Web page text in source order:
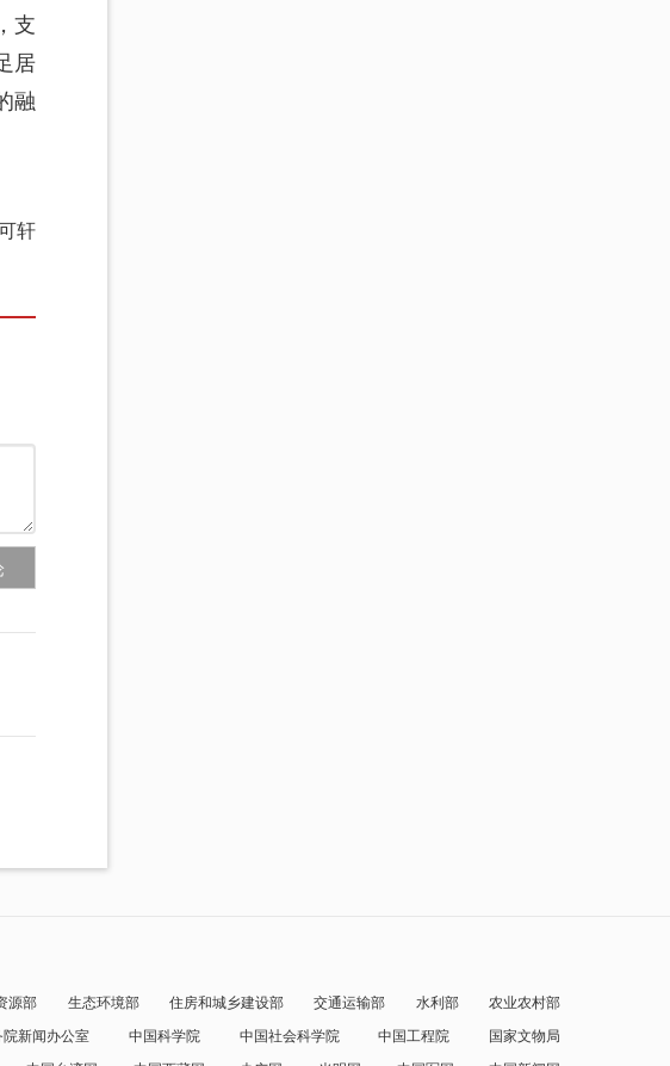
支
居
融
轩
源部 生态环境部 住房和城乡建设部 交通运输部 水利部
农业农村部
院新闻办公室 中国科学院 中国社会科学院 中国工程院
国家文物局